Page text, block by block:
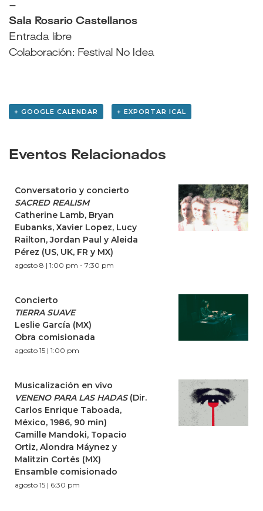
–
Sala Rosario Castellanos
Entrada libre
Colaboración: Festival No Idea
+ GOOGLE CALENDAR + EXPORTAR ICAL
Eventos Relacionados
Conversatorio y concierto
SACRED REALISM
Catherine Lamb, Bryan
Eubanks, Xavier Lopez, Lucy
Railton, Jordan Paul y Aleida
Pérez (US, UK, FR y MX)
agosto 8 | 1:00 pm - 7:30 pm
Concierto
TIERRA SUAVE
Leslie García (MX)
Obra comisionada
agosto 15 | 1:00 pm
Musicalización en vivo
VENENO PARA LAS HADAS(Dir.
Carlos Enrique Taboada,
México, 1986, 90 min)
Camille Mandoki, Topacio
Ortiz, Alondra Máynez y
Malitzin Cortés (MX)
Ensamble comisionado
agosto 15 | 6:30 pm